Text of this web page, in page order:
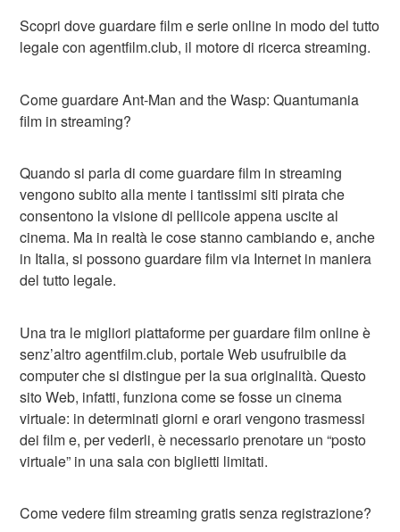
Scopri dove guardare film e serie online in modo del tutto
legale con agentfilm.club, il motore di ricerca streaming.
Come guardare Ant-Man and the Wasp: Quantumania
film in streaming?
Quando si parla di come guardare film in streaming
vengono subito alla mente i tantissimi siti pirata che
consentono la visione di pellicole appena uscite al
cinema. Ma in realtà le cose stanno cambiando e, anche
in Italia, si possono guardare film via Internet in maniera
del tutto legale.
Una tra le migliori piattaforme per guardare film online è
senz’altro agentfilm.club, portale Web usufruibile da
computer che si distingue per la sua originalità. Questo
sito Web, infatti, funziona come se fosse un cinema
virtuale: in determinati giorni e orari vengono trasmessi
dei film e, per vederli, è necessario prenotare un “posto
virtuale” in una sala con biglietti limitati.
Come vedere film streaming gratis senza registrazione?